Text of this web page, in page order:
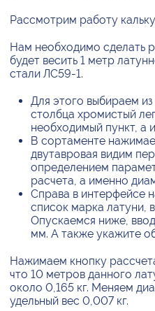
Рассмотрим работу
Нам необходимо сделать
будет весить 1 метр
стали ЛС59-1.
Для этого выбираем из
столбца хромистый
необходимый пункт, а
В сортаменте
двутавровая видим
определением
расчета, а именно
Справа в интерфейсе
список марка латуни,
Опускаемся ниже,
мм. А также укажите
Нажимаем кнопку
что 10 метров данного
около 0,165 кг. Меняем
удельный вес 0,007 кг.